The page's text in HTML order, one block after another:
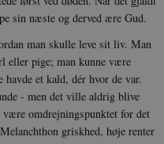
sin næste og derved ære Gud.
man skulle leve sit liv. Man
eller pige; man kunne være
et kald, dér hvor de var.
- men det ville aldrig blive
omdrejningspunktet for det
griskhed, høje renter